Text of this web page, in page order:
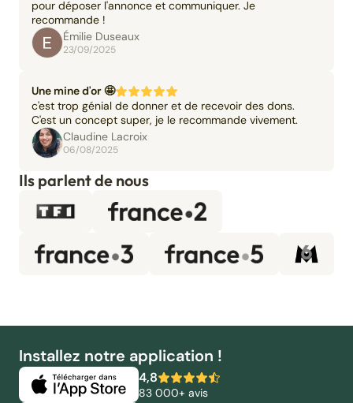
pour déposer l'annonce et communiquer. Je
recommande !
Émilie Duseaux
23/09/2025
Une mine d'or 🤩
c'est trop génial de donner et de recevoir des dons.
C'est un concept super, je le recommande vivement.
Claudine Lacroix
06/08/2025
Ils parlent de nous
Installez notre application !
4,8
83 000+ avis